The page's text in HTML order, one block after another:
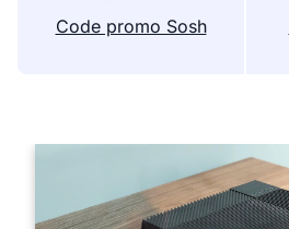
Code promo Sosh